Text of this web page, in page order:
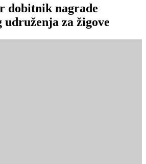
dobitnik nagrade
za žigove